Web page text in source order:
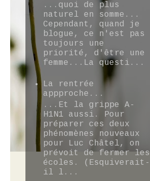
...quoi de plus
naturel en somme...
Cependant, quand je
blogue, ce n'est pas
toujours une
priorité, d'être une
femme...La questi...
La rentrée
appproche...
...Et la grippe A-
H1N1 aussi. Pour
préparer ces deux
phénomènes nouveaux
pour Luc Châtel, on
prévoit de fermer les
écoles. (Esquiverait-
il l...